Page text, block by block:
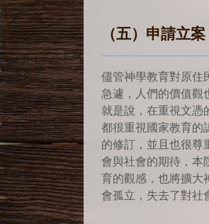
（五）申請立
儘管神學教育對原住
急遽，人們的價值觀
就是說，在重視文憑
都很重視國家教育的
的修訂，並且也很尊
會與社會的期待，本
育的觀感，也將擴大
會孤立，失去了對社